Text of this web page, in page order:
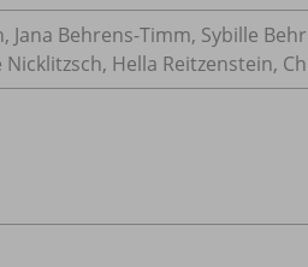
Jana Behrens-Timm, Sybille
Hella Reitzenstein,